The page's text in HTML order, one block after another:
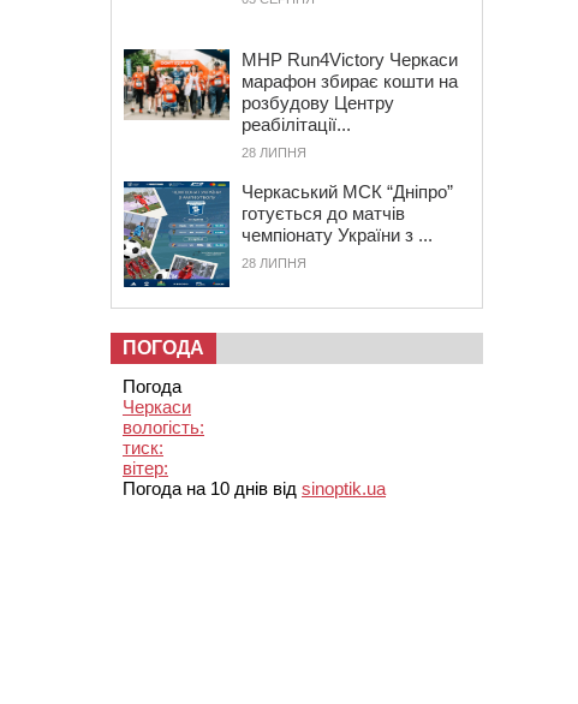
MHP Run4Victory Черкаси
марафон збирає кошти на
розбудову Центру
реабілітації...
28 ЛИПНЯ
Черкаський МСК “Дніпро”
готується до матчів
чемпіонату України з ...
28 ЛИПНЯ
ПОГОДА
Погода
Черкаси
вологість:
тиск:
вітер:
Погода на 10 днів від sinoptik.ua